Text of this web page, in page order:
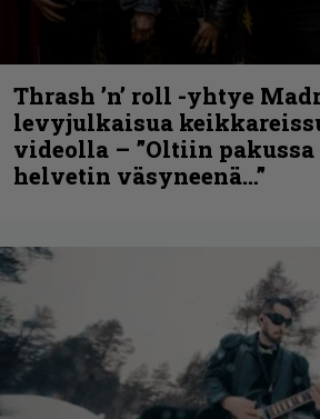
Thrash ’n’ roll -yhtye
levyjulkaisua
videolla – ”Oltiin
helvetin väsyneenä…”